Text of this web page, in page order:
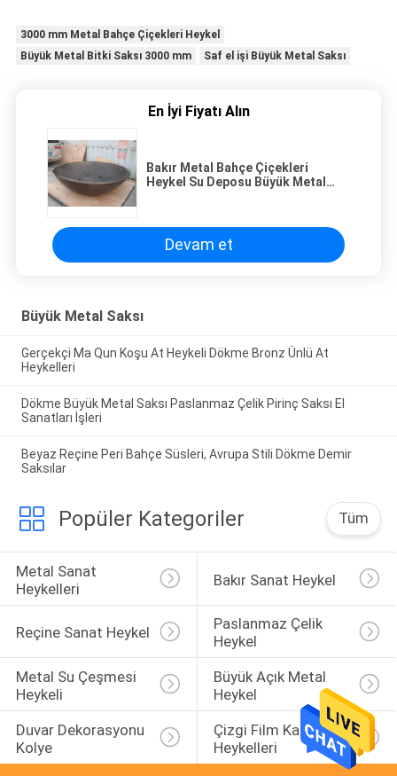
3000 mm Metal Bahçe Çiçekleri Heykel
Büyük Metal Bitki Saksı 3000 mm
Saf el işi Büyük Metal Saksı
En İyi Fiyatı Alın
Bakır Metal Bahçe Çiçekleri
Heykel Su Deposu Büyük Metal
Devam et
Büyük Metal Saksı
Gerçekçi Ma Qun Koşu At Heykeli Dökme Bronz Ünlü At
Heykelleri
Dökme Büyük Metal Saksı Paslanmaz Çelik Pirinç Saksı El
Sanatları İşleri
Beyaz Reçine Peri Bahçe Süsleri, Avrupa Stili Dökme Demir
Saksılar
Popüler Kategoriler Tüm
Metal Sanat
Heykelleri
Bakır Sanat Heykel
Reçine Sanat Heykel
Paslanmaz Çelik
Heykel
Metal Su Çeşmesi
Heykeli
Büyük Açık Metal
Heykel
Duvar Dekorasyonu
Kolye
Çizgi Film Karakteri
Heykelleri